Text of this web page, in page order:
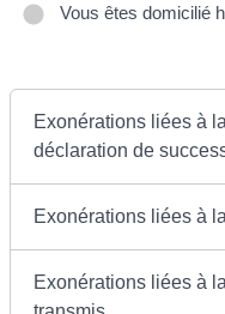
Vous êtes domicilié
Exonérations liées à
déclaration de
Exonérations liées à
Exonérations liées à